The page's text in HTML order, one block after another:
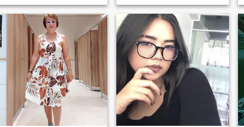
vous sentir heureux. Je suis
excité par ce que l'avenir me
réserve. Je suis impatient de
rencontrer de nouvelles
personnes et de nouer des
liens significatifs.
Cependant, mon objectif
principal est de trouver un
homme bon avec qui fonder
une famille. Dans mon cœur,
il y a un désir croissant de
construire un avenir avec
quelqu'un qui partage mes
idéaux de bonheur familial.